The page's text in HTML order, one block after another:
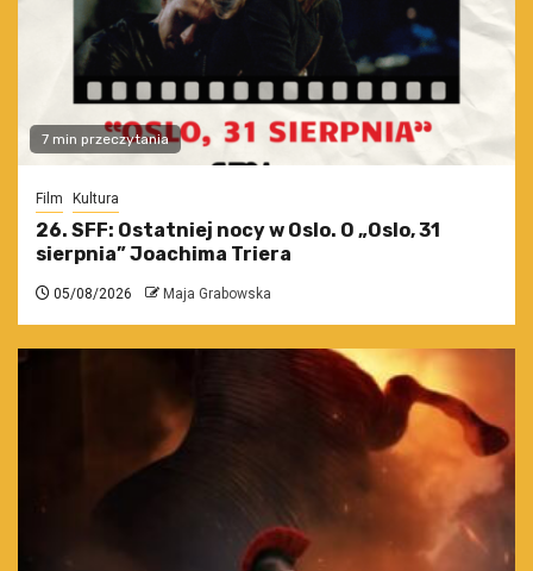
7 min przeczytania
Film Kultura
26. SFF: Ostatniej nocy w Oslo. O „Oslo, 31
sierpnia” Joachima Triera
05/08/2026 Maja Grabowska